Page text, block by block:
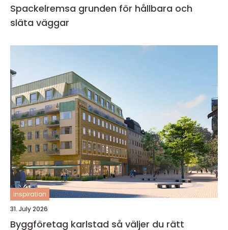
Spackelremsa grunden för hållbara och
släta väggar
inspiration
31. July 2026
Byggföretag karlstad så väljer du rätt